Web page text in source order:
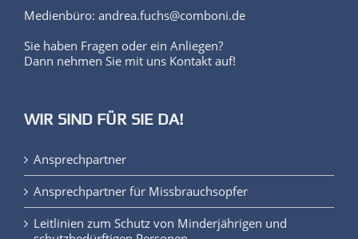
Medienbüro: andrea.fuchs@comboni.de
Sie haben Fragen oder ein Anliegen?
Dann nehmen Sie mit uns Kontakt auf!
WIR SIND FÜR SIE DA!
Ansprechpartner
Ansprechpartner für Missbrauchsopfer
Leitlinien zum Schutz von Minderjährigen und